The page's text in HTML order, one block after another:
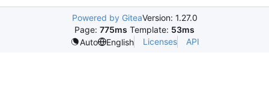
Powered by GiteaVersion: 1.27.0
Page: 775ms Template: 53ms
Auto
English Licenses API